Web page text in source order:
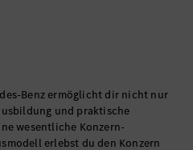
Benz ermöglicht dir nicht nur
und praktische
wesentliche Konzern-
erlebst du den Konzern